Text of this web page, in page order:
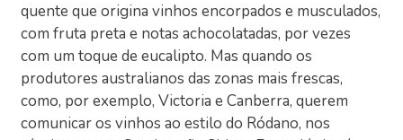
quente que origina vinhos encorpados e musculados,
com fruta preta e notas achocolatadas, por vezes
com um toque de eucalipto. Mas quando os
produtores australianos das zonas mais frescas,
como, por exemplo, Victoria e Canberra, querem
comunicar os vinhos ao estilo do Ródano, nos